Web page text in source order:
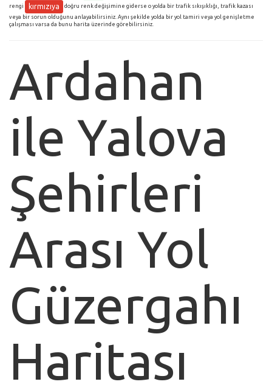
rengi kırmızıya
doğru renk değişimine giderse o yolda bir trafik sıkışıklığı, trafik kazası
veya bir sorun olduğunu anlayabilirsiniz. Aynı şekilde yolda bir yol tamiri veya yol genişletme
çalışması varsa da bunu harita üzerinde görebilirsiniz.
Ardahan
ile Yalova
Şehirleri
Arası Yol
Güzergahı
Haritası